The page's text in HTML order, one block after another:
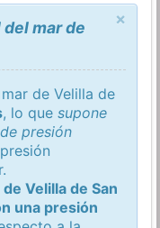
×
mar de
de Velilla de
, lo quesupone
presión
Velilla de San
una presión